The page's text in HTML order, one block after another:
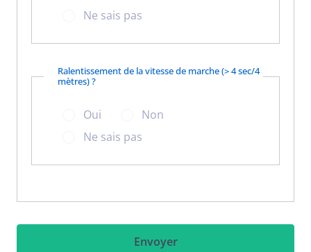
Ne sais pas
Ralentissement de la vitesse de marche (> 4 sec/4
mètres) ?
Oui
Non
Ne sais pas